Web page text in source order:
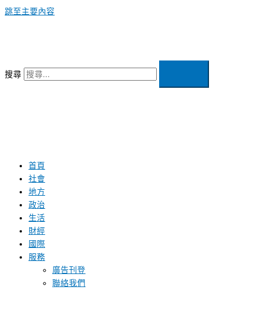
跳至主要內容
搜尋
首頁
社會
地方
政治
生活
財經
國際
服務
廣告刊登
聯絡我們